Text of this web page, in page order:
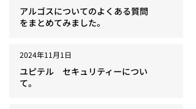
アルゴスについてのよくある質問
をまとめてみました。
2024年11月1日
ユピテル セキュリティーについ
て。